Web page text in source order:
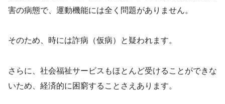
害の病態で、運動機能には全く問題がありません。
そのため、時には詐病（仮病）と疑われます。
さらに、社会福祉サービスもほとんど受けることができな
いため、経済的に困窮することさえあります。